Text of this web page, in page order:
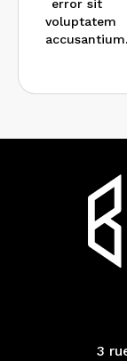
error sit
voluptatem
accusantium.
3